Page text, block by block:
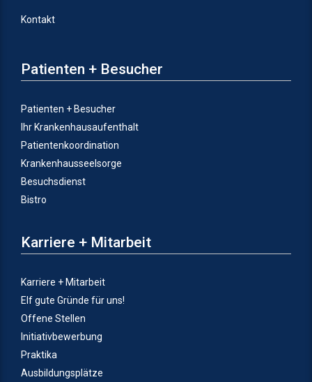
Kontakt
Patienten + Besucher
Patienten + Besucher
Ihr Krankenhausaufenthalt
Patientenkoordination
Krankenhausseelsorge
Besuchsdienst
Bistro
Karriere + Mitarbeit
Karriere + Mitarbeit
Elf gute Gründe für uns!
Offene Stellen
Initiativbewerbung
Praktika
Ausbildungsplätze